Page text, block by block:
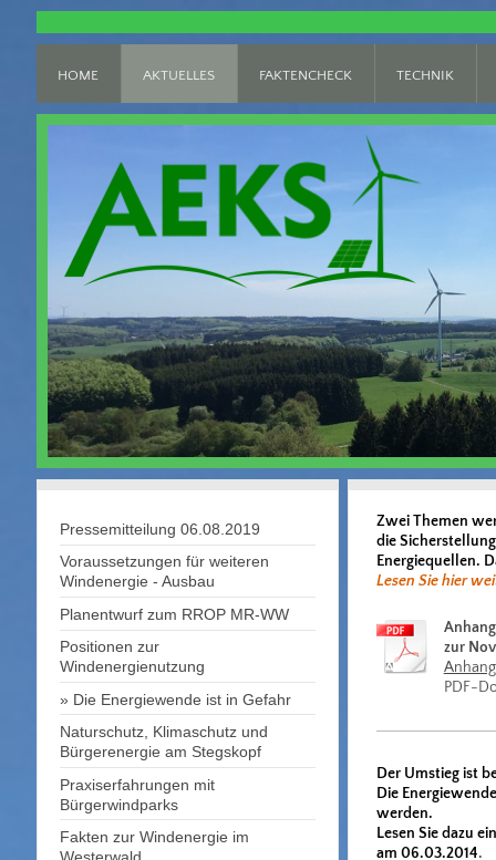
HOME AKTUELLES FAKTENCHECK TECHNIK
Zwei Themen
die
Energiequellen.
Lesen Sie hier
zur
PDF-
Der Umstieg ist
Die
werden.
Lesen Sie dazu
am 06.03.2014.
Pressemitteilung 06.08.2019
Voraussetzungen für weiteren
Windenergie - Ausbau
Planentwurf zum RROP MR-WW
Positionen zur
Windenergienutzung
Die Energiewende ist in Gefahr
Naturschutz, Klimaschutz und
Bürgerenergie am Stegskopf
Praxiserfahrungen mit
Bürgerwindparks
Fakten zur Windenergie im